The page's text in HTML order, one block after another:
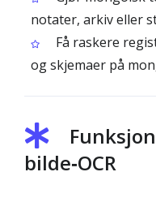
notater, arkiv eller
Få raskere
og skjemaer på
bilde‑OCR